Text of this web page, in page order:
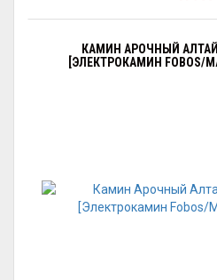
КАМИН АРОЧНЫЙ АЛТАЙ
[ЭЛЕКТРОКАМИН FOBOS/